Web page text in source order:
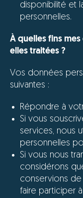
disponibilité et
personnelles.
À quelles fins
elles traitées ?
Vos données
suivantes :
Répondre à
Si vous
services, nous
personnelles
Si vous nous
considérons
conservions de
faire participer